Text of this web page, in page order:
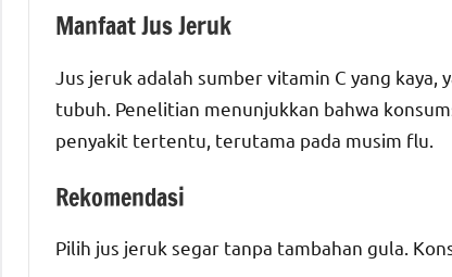
Manfaat Jus Jeruk
Jus jeruk adalah sumber vitamin C yang
tubuh. Penelitian menunjukkan bahwa
penyakit tertentu, terutama pada musim flu.
Rekomendasi
Pilih jus jeruk segar tanpa tambahan gula.